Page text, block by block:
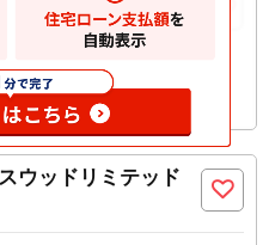
お気に入りに追加
ウッドリミテッド